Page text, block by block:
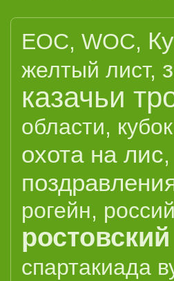
EOC, WOC,
желтый лист,
казачьи
области,
охота на лис,
рогейн,
спартакиада